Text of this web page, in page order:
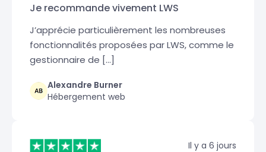
Je recommande vivement LWS
J’apprécie particulièrement les nombreuses
fonctionnalités proposées par LWS, comme le
gestionnaire de […]
Alexandre Burner
Hébergement web
Il y a 6 jours